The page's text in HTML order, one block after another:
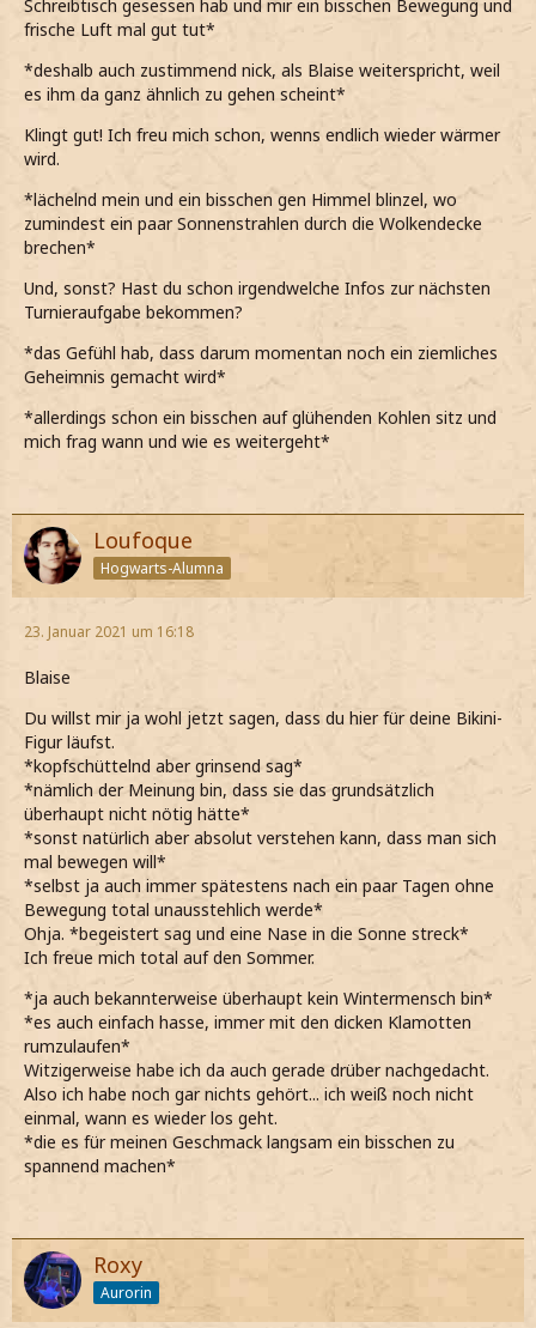
Schreibtisch gesessen hab und mir ein bisschen Bewegung und
frische Luft mal gut tut*
*deshalb auch zustimmend nick, als Blaise weiterspricht, weil
es ihm da ganz ähnlich zu gehen scheint*
Klingt gut! Ich freu mich schon, wenns endlich wieder wärmer
wird.
*lächelnd mein und ein bisschen gen Himmel blinzel, wo
zumindest ein paar Sonnenstrahlen durch die Wolkendecke
brechen*
Und, sonst? Hast du schon irgendwelche Infos zur nächsten
Turnieraufgabe bekommen?
*das Gefühl hab, dass darum momentan noch ein ziemliches
Geheimnis gemacht wird*
*allerdings schon ein bisschen auf glühenden Kohlen sitz und
mich frag wann und wie es weitergeht*
Loufoque
Hogwarts-Alumna
23. Januar 2021 um 16:18
Blaise
Du willst mir ja wohl jetzt sagen, dass du hier für deine Bikini-
Figur läufst.
*kopfschüttelnd aber grinsend sag*
*nämlich der Meinung bin, dass sie das grundsätzlich
überhaupt nicht nötig hätte*
*sonst natürlich aber absolut verstehen kann, dass man sich
mal bewegen will*
*selbst ja auch immer spätestens nach ein paar Tagen ohne
Bewegung total unausstehlich werde*
Ohja. *begeistert sag und eine Nase in die Sonne streck*
Ich freue mich total auf den Sommer.
*ja auch bekannterweise überhaupt kein Wintermensch bin*
*es auch einfach hasse, immer mit den dicken Klamotten
rumzulaufen*
Witzigerweise habe ich da auch gerade drüber nachgedacht.
Also ich habe noch gar nichts gehört... ich weiß noch nicht
einmal, wann es wieder los geht.
*die es für meinen Geschmack langsam ein bisschen zu
spannend machen*
Roxy
Aurorin